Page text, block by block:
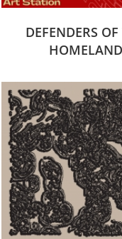
DEFENDERS OF
HOMELAND